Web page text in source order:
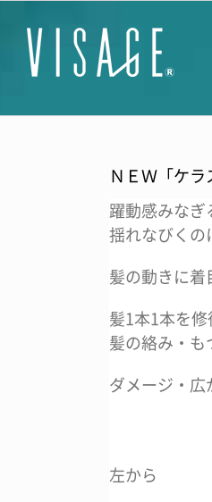
content
ＮＥＷ「ケ
躍動感みなぎ
揺れなびくの
髪の動きに着
髪1本1本を修
髪の絡み・も
ダメージ・広
左から